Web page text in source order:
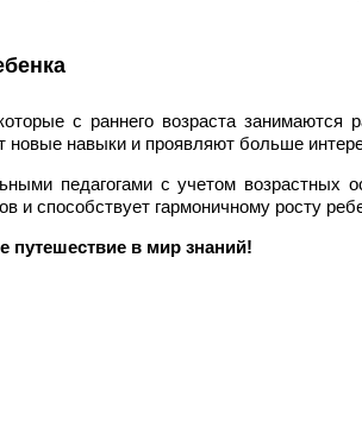
с раннего возраста
навыки и проявляют больше
педагогами с учетом возрастных
и способствует гармоничному росту
путешествие в мир знаний!